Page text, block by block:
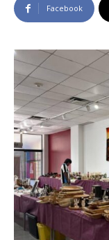
Facebook